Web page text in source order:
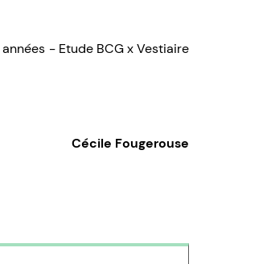
- Etude BCG x Vestiaire
Cécile Fougerouse